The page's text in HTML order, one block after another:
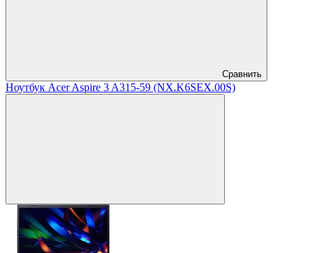
Сравнить
Ноутбук Acer Aspire 3 A315-59 (NX.K6SEX.00S)